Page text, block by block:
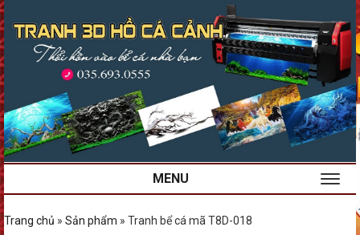
MENU
Trang chủ » Sản phẩm » Tranh bể cá mã T8D-018